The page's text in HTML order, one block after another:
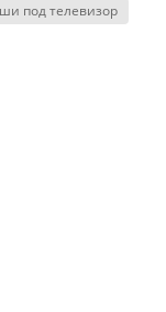
под телевизор